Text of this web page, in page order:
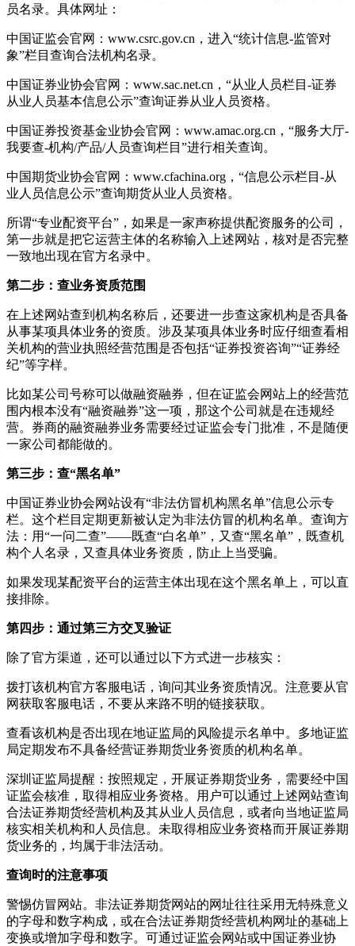
员名录。具体网址：
中国证监会官网：www.csrc.gov.cn，进入“统计信息-监管对
象”栏目查询合法机构名录。
中国证券业协会官网：www.sac.net.cn，“从业人员栏目-证券
从业人员基本信息公示”查询证券从业人员资格。
中国证券投资基金业协会官网：www.amac.org.cn，“服务大厅-
我要查-机构/产品/人员查询栏目”进行相关查询。
中国期货业协会官网：www.cfachina.org，“信息公示栏目-从
业人员信息公示”查询期货从业人员资格。
所谓“专业配资平台”，如果是一家声称提供配资服务的公司，
第一步就是把它运营主体的名称输入上述网站，核对是否完整
一致地出现在官方名录中。
第二步：查业务资质范围
在上述网站查到机构名称后，还要进一步查这家机构是否具备
从事某项具体业务的资质。涉及某项具体业务时应仔细查看相
关机构的营业执照经营范围是否包括“证券投资咨询”“证券经
纪”等字样。
比如某公司号称可以做融资融券，但在证监会网站上的经营范
围内根本没有“融资融券”这一项，那这个公司就是在违规经
营。券商的融资融券业务需要经过证监会专门批准，不是随便
一家公司都能做的。
第三步：查“黑名单”
中国证券业协会网站设有“非法仿冒机构黑名单”信息公示专
栏。这个栏目定期更新被认定为非法仿冒的机构名单。查询方
法：用“一问二查”——既查“白名单”，又查“黑名单”，既查机
构个人名录，又查具体业务资质，防止上当受骗。
如果发现某配资平台的运营主体出现在这个黑名单上，可以直
接排除。
第四步：通过第三方交叉验证
除了官方渠道，还可以通过以下方式进一步核实：
拨打该机构官方客服电话，询问其业务资质情况。注意要从官
网获取客服电话，不要从来路不明的链接获取。
查看该机构是否出现在地证监局的风险提示名单中。多地证监
局定期发布不具备经营证券期货业务资质的机构名单。
深圳证监局提醒：按照规定，开展证券期货业务，需要经中国
证监会核准，取得相应业务资格。用户可以通过上述网站查询
合法证券期货经营机构及其从业人员信息，或者向当地证监局
核实相关机构和人员信息。未取得相应业务资格而开展证券期
货业务的，均属于非法活动。
查询时的注意事项
警惕仿冒网站。非法证券期货网站的网址往往采用无特殊意义
的字母和数字构成，或在合法证券期货经营机构网址的基础上
变换或增加字母和数字。可通过证监会网站或中国证券业协